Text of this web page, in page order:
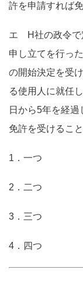
許を申請すれば
エ H社の政令で
申し立てを行っ
の開始決定を受
る使用人に就任
日から5年を経過
免許を受けるこ
1．一つ
2．二つ
3．三つ
4．四つ